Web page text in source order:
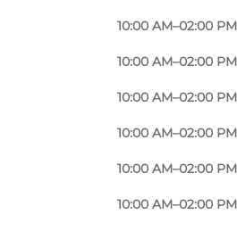
10:00 AM–02:00 PM
10:00 AM–02:00 PM
10:00 AM–02:00 PM
10:00 AM–02:00 PM
10:00 AM–02:00 PM
10:00 AM–02:00 PM